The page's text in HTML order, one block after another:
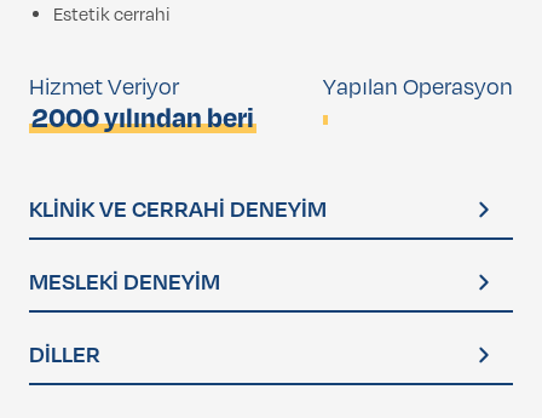
Estetik cerrahi
Hizmet Veriyor
2000 yılından beri
Yapılan Operasyon
KLİNİK VE CERRAHİ DENEYİM
Karın duvarı deformiteleri
Lenfödem ameliyatı
MESLEKİ DENEYİM
Özel Muayenehane – Plastik, Rekonstrüktif ve Estetik
Cerrahi, İstanbul, Türkiye
DİLLER